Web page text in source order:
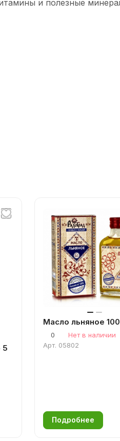
и полезные
5
Масло льняное
0
Нет в наличии
Арт. 05802
Подробнее